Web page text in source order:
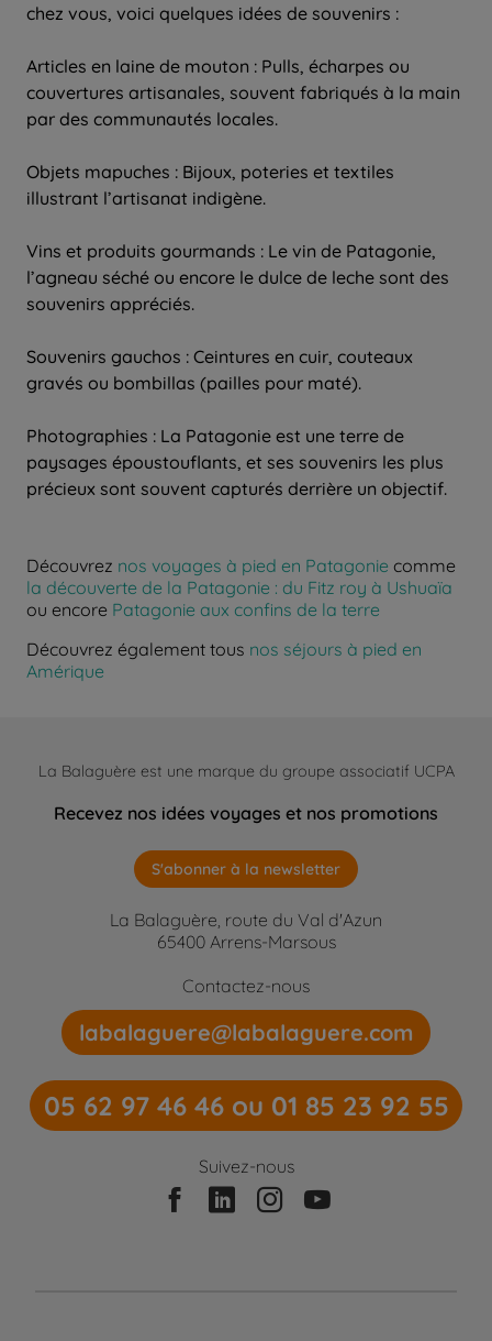
chez vous, voici quelques idées de souvenirs :
Articles en laine de mouton : Pulls, écharpes ou
couvertures artisanales, souvent fabriqués à la main
par des communautés locales.
Objets mapuches : Bijoux, poteries et textiles
illustrant l’artisanat indigène.
Vins et produits gourmands : Le vin de Patagonie,
l’agneau séché ou encore le dulce de leche sont des
souvenirs appréciés.
Souvenirs gauchos : Ceintures en cuir, couteaux
gravés ou bombillas (pailles pour maté).
Photographies : La Patagonie est une terre de
paysages époustouflants, et ses souvenirs les plus
précieux sont souvent capturés derrière un objectif.
Découvrez nos voyages à pied en Patagonie comme
la découverte de la Patagonie : du Fitz roy à Ushuaïa
ou encore Patagonie aux confins de la terre
Découvrez également tous nos séjours à pied en
Amérique
La Balaguère est une marque du groupe associatif UCPA
Recevez nos idées voyages et nos promotions
S'abonner à la newsletter
La Balaguère, route du Val d'Azun
65400 Arrens-Marsous
Contactez-nous
labalaguere@labalaguere.com
05 62 97 46 46 ou 01 85 23 92 55
Suivez-nous